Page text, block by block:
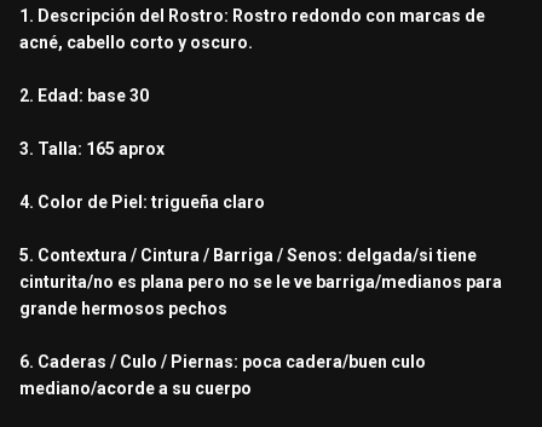
1. Descripción del Rostro: Rostro redondo con marcas de
acné, cabello corto y oscuro.
2. Edad: base 30
3. Talla: 165 aprox
4. Color de Piel: trigueña claro
5. Contextura / Cintura / Barriga / Senos: delgada/si tiene
cinturita/no es plana pero no se le ve barriga/medianos para
grande hermosos pechos
6. Caderas / Culo / Piernas: poca cadera/buen culo
mediano/acorde a su cuerpo